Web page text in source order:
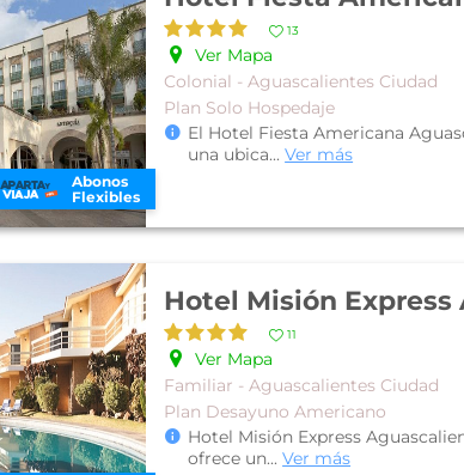
Abonos
Flexibles
13
Ver Mapa
Colonial - Aguascalientes Ciudad
Plan Solo Hospedaje
El Hotel Fiesta Americana
una ubica...Ver más
11
Ver Mapa
Familiar - Aguascalientes Ciudad
Plan Desayuno Americano
Hotel Misión Express
ofrece un...Ver más